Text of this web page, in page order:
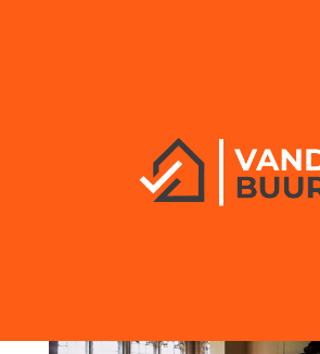
Geverfd haar?
5 fouten niet!